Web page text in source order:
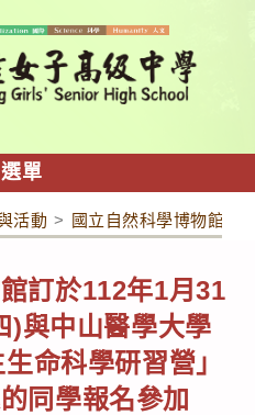
選單
活動 > 國立自然科學博物館訂
訂於112年1月31
)與中山醫學大學
命科學研習營」
同學報名參加